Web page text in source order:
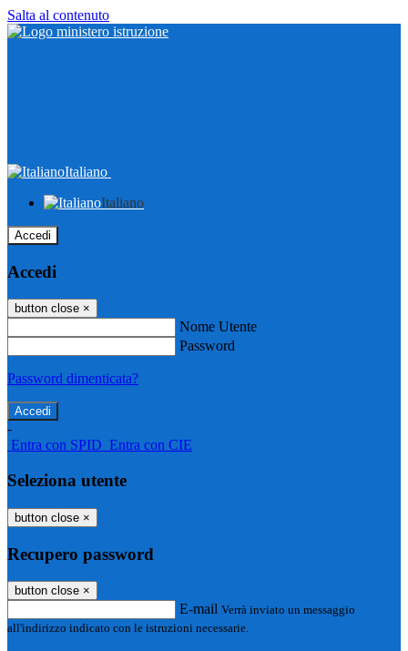
Salta al contenuto
Italiano
Italiano
Accedi
Accedi
button close ×
Nome Utente
Password
Password dimenticata?
-
Entra con SPID Entra con CIE
Seleziona utente
button close ×
Recupero password
button close ×
E-mail Verrà inviato un messaggio
all'indirizzo indicato con le istruzioni necessarie.